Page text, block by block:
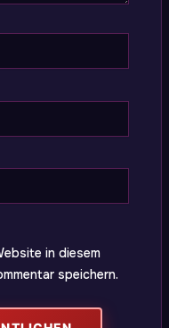
in diesem
speichern.